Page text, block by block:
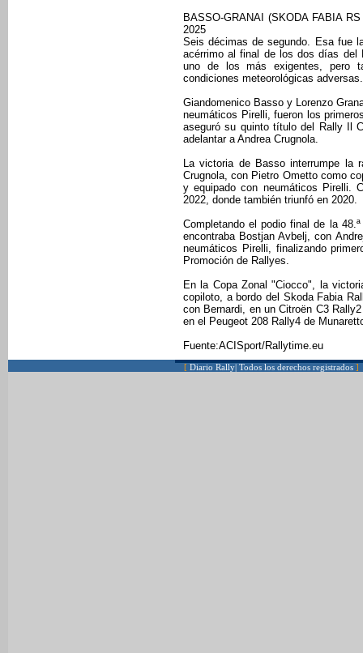
BASSO-GRANAI (SKODA FABIA
2025
Seis décimas de segundo. Esa fue
acérrimo al final de los dos días del
uno de los más exigentes, pero
condiciones meteorológicas adversas.
Giandomenico Basso y Lorenzo
neumáticos Pirelli, fueron los
aseguró su quinto título del Rally Il
adelantar a Andrea Crugnola.
La victoria de Basso interrumpe la
Crugnola, con Pietro Ometto como
y equipado con neumáticos Pirelli.
2022, donde también triunfó en 2020.
Completando el podio final de la
encontraba Bostjan Avbelj, con
neumáticos Pirelli, finalizando
Promoción de Rallyes.
En la Copa Zonal "Ciocco", la
copiloto, a bordo del Skoda Fabia
con Bernardi, en un Citroën C3
en el Peugeot 208 Rally4 de
Fuente:ACISport/Rallytime.eu
[ Diario Rally| Todos los derechos registrados ]